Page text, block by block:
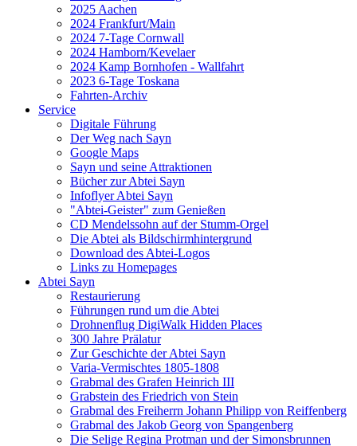
2025 Aachen
2024 Frankfurt/Main
2024 7-Tage Cornwall
2024 Hamborn/Kevelaer
2024 Kamp Bornhofen - Wallfahrt
2023 6-Tage Toskana
Fahrten-Archiv
Service
Digitale Führung
Der Weg nach Sayn
Google Maps
Sayn und seine Attraktionen
Bücher zur Abtei Sayn
Infoflyer Abtei Sayn
"Abtei-Geister" zum Genießen
CD Mendelssohn auf der Stumm-Orgel
Die Abtei als Bildschirmhintergrund
Download des Abtei-Logos
Links zu Homepages
Abtei Sayn
Restaurierung
Führungen rund um die Abtei
Drohnenflug DigiWalk Hidden Places
300 Jahre Prälatur
Zur Geschichte der Abtei Sayn
Varia-Vermischtes 1805-1808
Grabmal des Grafen Heinrich III
Grabstein des Friedrich von Stein
Grabmal des Freiherrn Johann Philipp von Reiffenberg
Grabmal des Jakob Georg von Spangenberg
Die Selige Regina Protman und der Simonsbrunnen